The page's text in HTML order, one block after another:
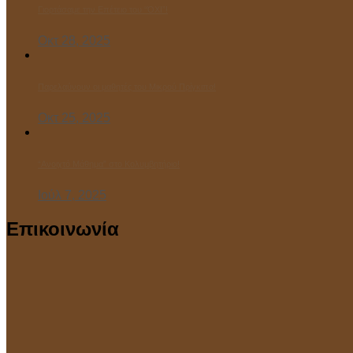
Οκτ 28, 2025
Οκτ 25, 2025
Ιούλ 7, 2025
Επικοινωνία